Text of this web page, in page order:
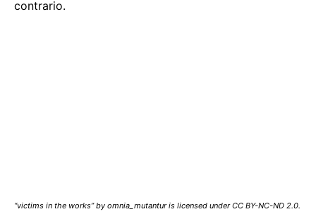
contrario.
“victims in the works” by omnia_mutantur is licensed under CC BY-NC-ND 2.0.